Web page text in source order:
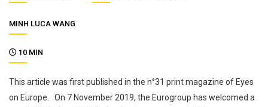
MINH LUCA WANG
10 MIN
This article was first published in the n°31 print magazine of Eyes
on Europe. On 7 November 2019, the Eurogroup has welcomed a